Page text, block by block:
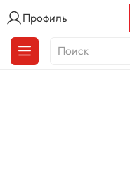
Профиль